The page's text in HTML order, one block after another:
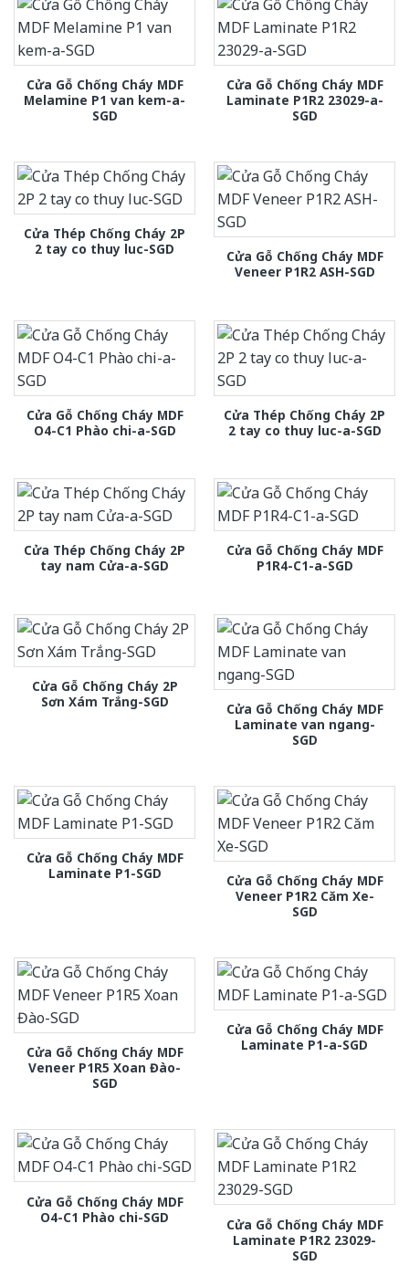
Cửa Gỗ Chống Cháy MDF
Melamine P1 van kem-a-
SGD
Cửa Gỗ Chống Cháy MDF
Laminate P1R2 23029-a-
SGD
Cửa Thép Chống Cháy 2P
2 tay co thuy luc-SGD
Cửa Gỗ Chống Cháy MDF
Veneer P1R2 ASH-SGD
Cửa Gỗ Chống Cháy MDF
O4-C1 Phào chi-a-SGD
Cửa Thép Chống Cháy 2P
2 tay co thuy luc-a-SGD
Cửa Thép Chống Cháy 2P
tay nam Cửa-a-SGD
Cửa Gỗ Chống Cháy MDF
P1R4-C1-a-SGD
Cửa Gỗ Chống Cháy 2P
Sơn Xám Trắng-SGD
Cửa Gỗ Chống Cháy MDF
Laminate van ngang-
SGD
Cửa Gỗ Chống Cháy MDF
Laminate P1-SGD
Cửa Gỗ Chống Cháy MDF
Veneer P1R2 Căm Xe-
SGD
Cửa Gỗ Chống Cháy MDF
Veneer P1R5 Xoan Đào-
SGD
Cửa Gỗ Chống Cháy MDF
Laminate P1-a-SGD
Cửa Gỗ Chống Cháy MDF
O4-C1 Phào chi-SGD
Cửa Gỗ Chống Cháy MDF
Laminate P1R2 23029-
SGD